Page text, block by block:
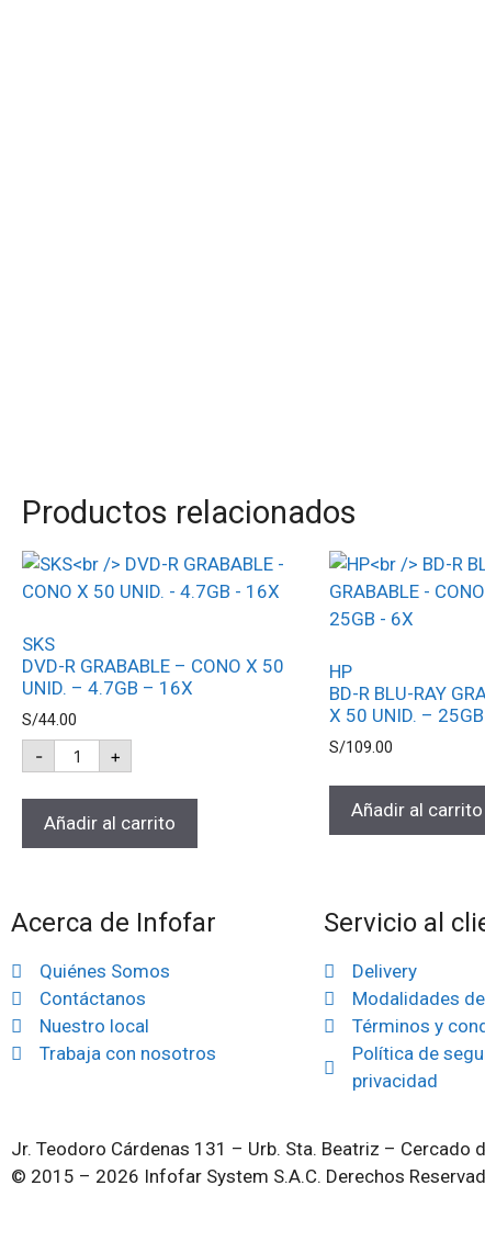
Productos relacionados
SKS
DVD-R GRABABLE – CONO X 50
UNID. – 4.7GB – 16X
S/44.00
- +
Añadir al carrito
HP
BD-R BLU-RAY
X 50 UNID. –
S/109.00
Añadir al carrito
Acerca de Infofar
Quiénes Somos
Contáctanos
Nuestro local
Trabaja con nosotros
Servicio al
Delivery
Modalidades
Términos y
Política de
privacidad
Jr. Teodoro Cárdenas 131 – Urb. Sta. Beatriz – Cercado
© 2015 – 2026 Infofar System S.A.C. Derechos